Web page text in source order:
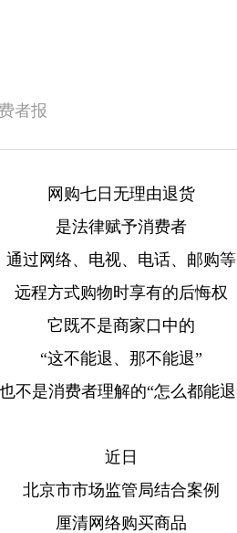
者报
网购七日无理由退货
是法律赋予消费者
通过网络、电视、电话、邮购等
远程方式购物时享有的后悔权
它既不是商家口中的
“这不能退、那不能退”
也不是消费者理解的“怎么都能退
近日
北京市市场监管局结合案例
厘清网络购买商品